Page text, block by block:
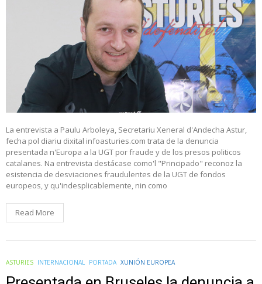
La entrevista a Paulu Arboleya, Secretariu Xeneral d'Andecha Astur,
fecha pol diariu dixital infoasturies.com trata de la denuncia
presentada n'Europa a la UGT por fraude y de los presos politicos
catalanes. Na entrevista destácase como'l "Principado" reconoz la
esistencia de desviaciones fraudulentes de la UGT de fondos
europeos, y qu'indesplicablemente, nin como
Read More
ASTURIES INTERNACIONAL PORTADA XUNIÓN EUROPEA